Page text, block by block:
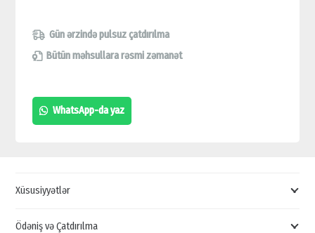
GÜC
BLOKU
UPS
SATIŞI,
QİYMƏTİ,
Gün ərzində pulsuz çatdırılma
Bütün məhsullara rəsmi zəmanət
WhatsApp-da yaz
Xüsusiyyətlər
Ödəniş və Çatdırılma